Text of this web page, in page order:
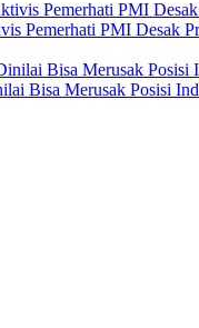
Pemerhati PMI Desak
Bisa Merusak Posisi